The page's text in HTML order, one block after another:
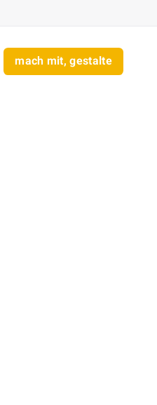
mach mit, gestalte